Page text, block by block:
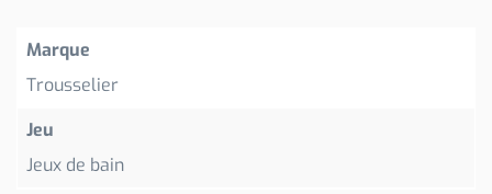
Marque
Trousselier
Jeu
Jeux de bain